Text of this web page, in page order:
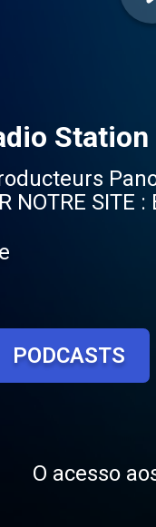
NOTRE
PODCASTS
O acesso